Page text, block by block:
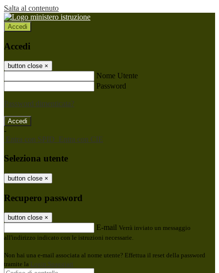
Salta al contenuto
Accedi
Accedi
button close ×
Nome Utente
Password
Password dimenticata?
-
Entra con SPID Entra con CIE
Seleziona utente
button close ×
Recupero password
button close ×
E-mail Verrà inviato un messaggio
all'indirizzo indicato con le istruzioni necessarie.
Non hai una e-mail associata al nome utente? Effettua il reset della password
tramite la Login Spaggiari